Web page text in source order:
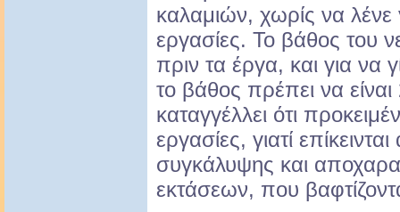
καλαμιών, χωρίς να λένε
εργασίες. Το βάθος του
πριν τα έργα, και για να
το βάθος πρέπει να είναι
καταγγέλλει ότι
εργασίες, γιατί
συγκάλυψης και
εκτάσεων, που